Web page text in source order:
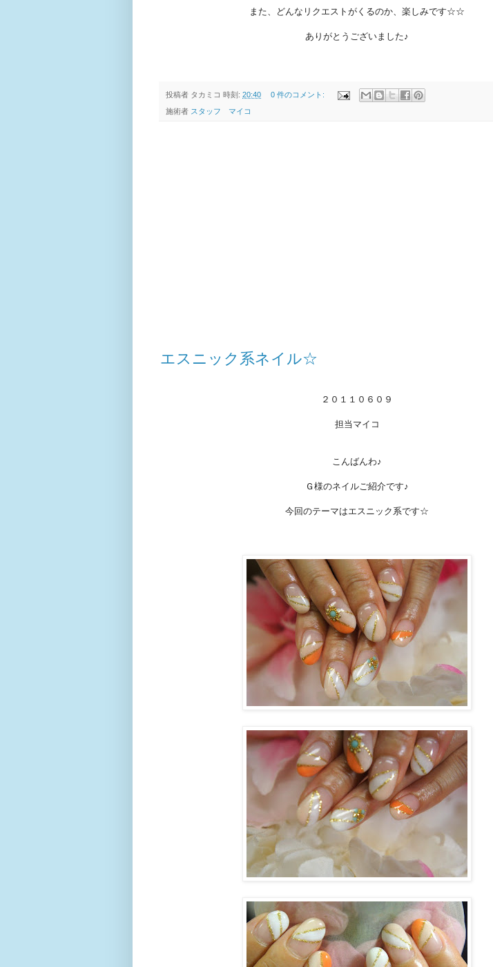
また、どんなリクエストがくるのか、楽しみです☆☆
ありがとうございました♪
投稿者 タカミコ 時刻: 20:40 0 件のコメント:
施術者 スタッフ マイコ
エスニック系ネイル☆
２０１１０６０９
担当マイコ
こんばんわ♪
Ｇ様のネイルご紹介です♪
今回のテーマはエスニック系です☆